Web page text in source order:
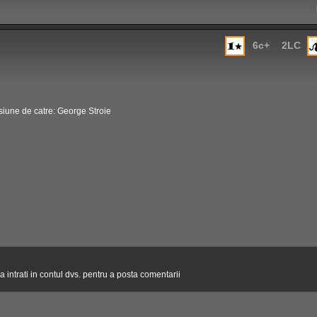
2LC
6c+
de catre: George Stroie
intrati in contul dvs. pentru a posta comentarii